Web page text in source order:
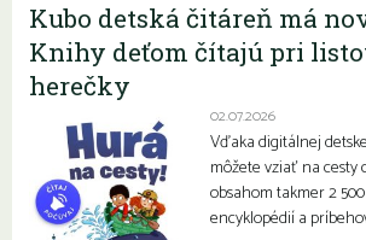
Kubo detská čitáreň má
Knihy deťom čítajú pri
herečky
02.07.2026
Vďaka digitálnej
môžete vziať na cesty
obsahom takmer 2
encyklopédií a